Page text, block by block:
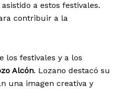
a estos festivales.
contribuir a la
los festivales y a los
Alcón. Lozano destacó su
una imagen creativa y